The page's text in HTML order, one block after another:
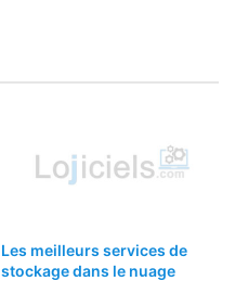
Les meilleurs services de
stockage dans le nuage